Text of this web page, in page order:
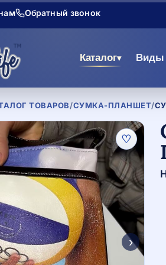
Обратный звонок
Каталог▾ Виды
ТОВАРОВ/СУМКА-ПЛАНШЕТ/
♡
›